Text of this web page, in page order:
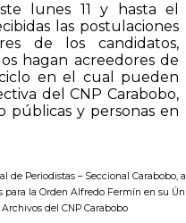
lunes 11 y hasta el
las postulaciones
de los candidatos,
hagan acreedores de
en el cual pueden
del CNP Carabobo,
públicas y personas en
de Periodistas – Seccional Carabobo,
la Orden Alfredo Fermín en su
del CNP Carabobo